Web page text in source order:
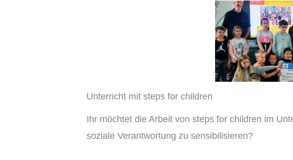
Unterricht mit steps for children
Ihr möchtet die Arbeit von steps for children im
soziale Verantwortung zu sensibilisieren?